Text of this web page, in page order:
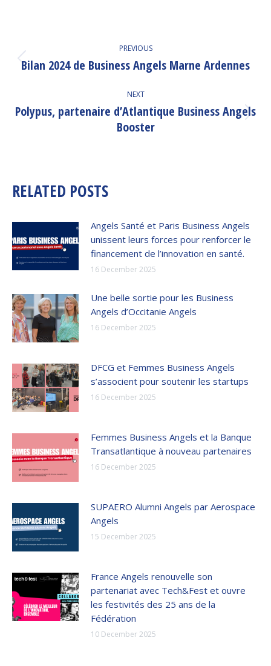
NAVIGATION
PREVIOUS
Previous
Bilan 2024 de Business Angels Marne Ardennes
NEXT
Next
post:
Polypus, partenaire d’Atlantique Business Angels
Booster
RELATED POSTS
Angels Santé et Paris Business Angels
unissent leurs forces pour renforcer le
financement de l’innovation en santé.
16 December 2025
Une belle sortie pour les Business
Angels d’Occitanie Angels
16 December 2025
DFCG et Femmes Business Angels
s’associent pour soutenir les startups
16 December 2025
Femmes Business Angels et la Banque
Transatlantique à nouveau partenaires
16 December 2025
SUPAERO Alumni Angels par Aerospace
Angels
15 December 2025
France Angels renouvelle son
partenariat avec Tech&Fest et ouvre
les festivités des 25 ans de la
Fédération
10 December 2025